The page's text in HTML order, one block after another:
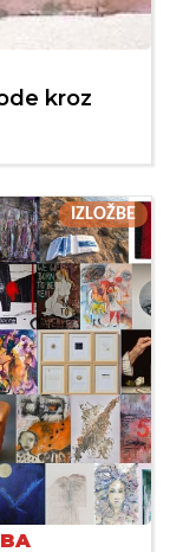
kroz
IZLOŽBE